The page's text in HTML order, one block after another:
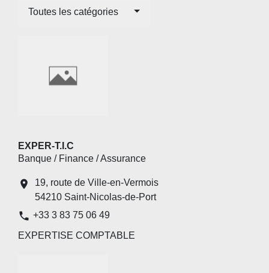
Toutes les catégories
EXPER-T.I.C
Banque / Finance / Assurance
location_on
19, route de Ville-en-Vermois
54210 Saint-Nicolas-de-Port
phone +33 3 83 75 06 49
EXPERTISE COMPTABLE